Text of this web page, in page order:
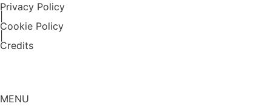
Privacy Policy
Cookie Policy
Credits
MENU